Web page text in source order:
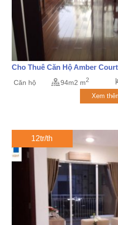
Cho Thuê Căn Hộ Amber
Căn hộ 94m2 m2
Xem
12tr/th